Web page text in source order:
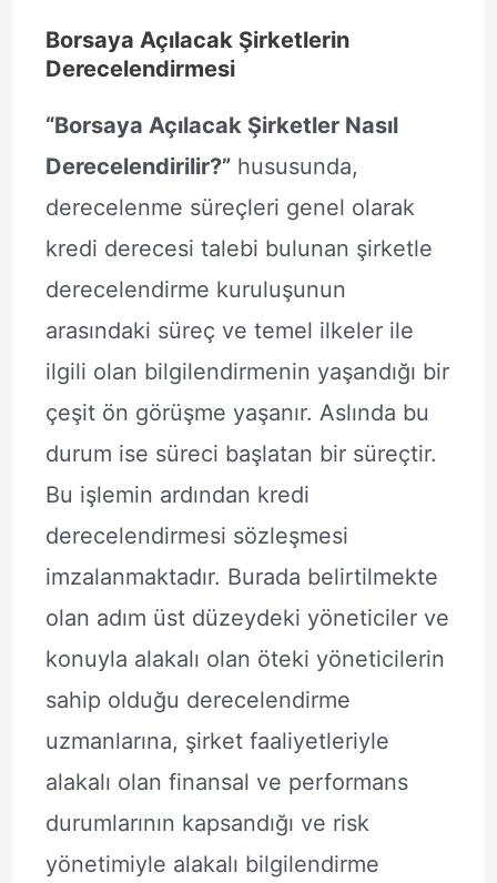
Borsaya Açılacak Şirketlerin
Derecelendirmesi
“Borsaya Açılacak Şirketler Nasıl
Derecelendirilir?”hususunda,
derecelenme süreçleri genel olarak
kredi derecesi talebi bulunan şirketle
derecelendirme kuruluşunun
arasındaki süreç ve temel ilkeler ile
ilgili olan bilgilendirmenin yaşandığı bir
çeşit ön görüşme yaşanır. Aslında bu
durum ise süreci başlatan bir süreçtir.
Bu işlemin ardından kredi
derecelendirmesi sözleşmesi
imzalanmaktadır. Burada belirtilmekte
olan adım üst düzeydeki yöneticiler ve
konuyla alakalı olan öteki yöneticilerin
sahip olduğu derecelendirme
uzmanlarına, şirket faaliyetleriyle
alakalı olan finansal ve performans
durumlarının kapsandığı ve risk
yönetimiyle alakalı bilgilendirme